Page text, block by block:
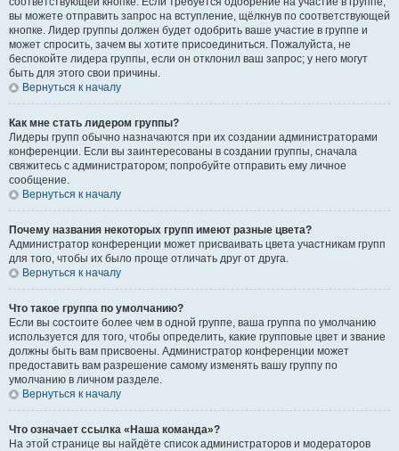
вы можете отправить запрос на вступление, щёлкнув по соответствующей
кнопке. Лидер группы должен будет одобрить ваше участие в группе и
может спросить, зачем вы хотите присоединиться. Пожалуйста, не
беспокойте лидера группы, если он отклонил ваш запрос; у него могут
быть для этого свои причины.
Вернуться к началу
Как мне стать лидером группы?
Лидеры групп обычно назначаются при их создании администраторами
конференции. Если вы заинтересованы в создании группы, сначала
свяжитесь с администратором; попробуйте отправить ему личное
сообщение.
Вернуться к началу
Почему названия некоторых групп имеют разные цвета?
Администратор конференции может присваивать цвета участникам групп
для того, чтобы их было проще отличать друг от друга.
Вернуться к началу
Что такое группа по умолчанию?
Если вы состоите более чем в одной группе, ваша группа по умолчанию
используется для того, чтобы определить, какие групповые цвет и звание
должны быть вам присвоены. Администратор конференции может
предоставить вам разрешение самому изменять вашу группу по
умолчанию в личном разделе.
Вернуться к началу
Что означает ссылка «Наша команда»?
На этой странице вы найдёте список администраторов и модераторов